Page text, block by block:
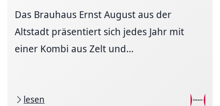
Das Brauhaus Ernst August aus der
Altstadt präsentiert sich jedes Jahr mit
einer Kombi aus Zelt und...
lesen